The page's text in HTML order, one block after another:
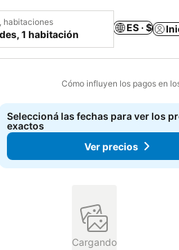
habitaciones
1 habitación
ES · $
Cómo influyen los pagos en
a favoritos
Seleccioná las fechas para ver los
exactos
Ver precios
Cargando